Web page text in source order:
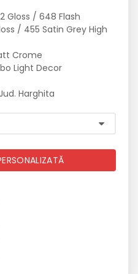
Gloss / 648 Flash
/ 455 Satin Grey High
Crome
Light Decor
Harghita